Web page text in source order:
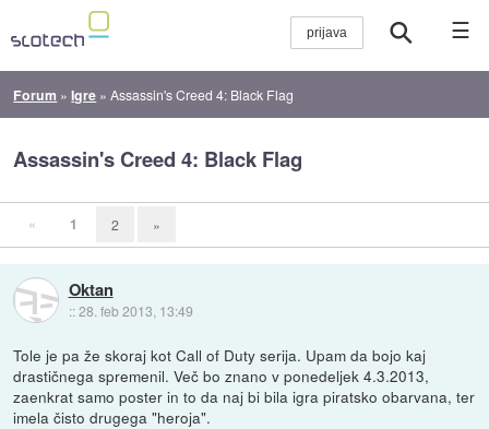
☰
Forum »Igre »Assassin's Creed 4: Black Flag
Assassin's Creed 4: Black Flag
« 1 2 »
Oktan
::28. feb 2013, 13:49
Tole je pa že skoraj kot Call of Duty serija. Upam da bojo kaj
drastičnega spremenil. Več bo znano v ponedeljek 4.3.2013,
zaenkrat samo poster in to da naj bi bila igra piratsko obarvana, ter
imela čisto drugega "heroja".